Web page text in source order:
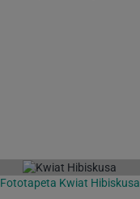
Fototapeta Kwiat Hibiskusa